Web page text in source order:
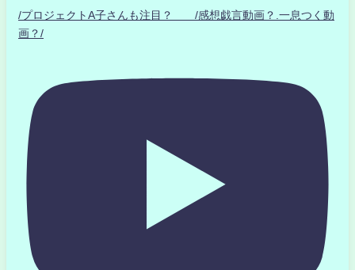
/プロジェクトA子さんも注目？ /感想戯言動画？.一息つく動
画？/